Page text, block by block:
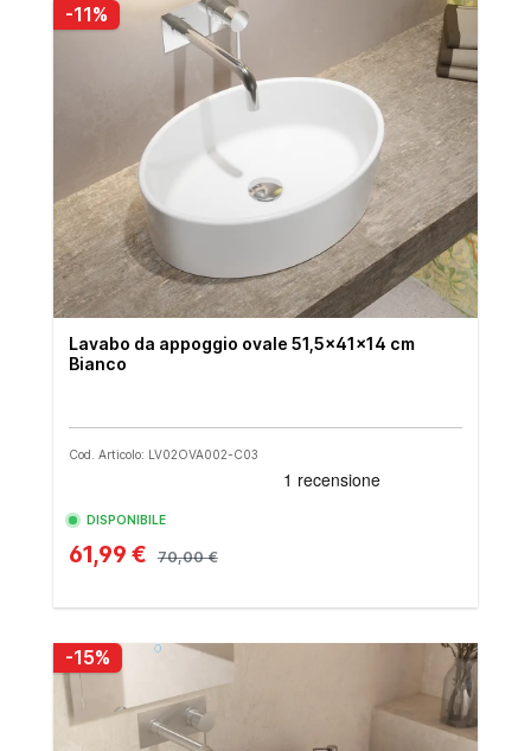
-11%
Lavabo da appoggio ovale 51,5x41x14 cm
Bianco
Cod. Articolo: LV02OVA002-C03
DISPONIBILE
61,99 € 70,00 €
-15%